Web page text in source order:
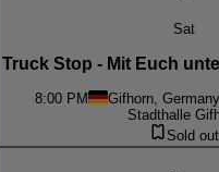
Sat
Truck Stop - Mit Euch
8:00 PM Gifhorn, Germany
Stadthalle
Sold out